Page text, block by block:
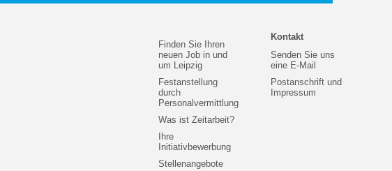
Finden Sie Ihren
neuen Job in und
um Leipzig
Festanstellung
durch
Personalvermittlung
Was ist Zeitarbeit?
Ihre
Initiativbewerbung
Stellenangebote
Kontakt
Senden Sie uns
eine E-Mail
Postanschrift und
Impressum